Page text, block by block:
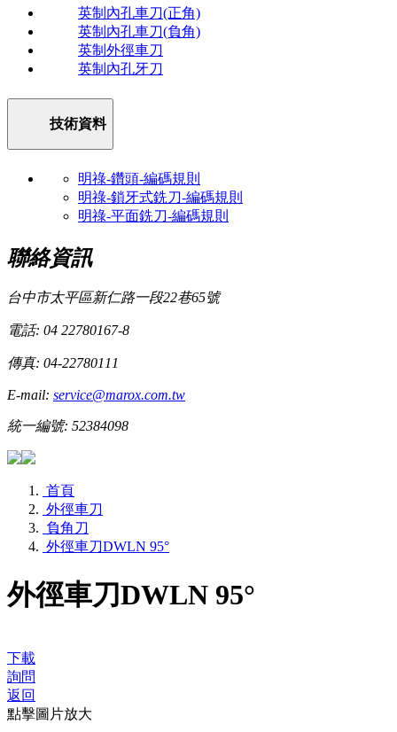
英制內孔車刀(正角)
英制內孔車刀(負角)
英制外徑車刀
英制內孔牙刀
技術資料
明祿-鑽頭-編碼規則
明祿-鎖牙式銑刀-編碼規則
明祿-平面銑刀-編碼規則
聯絡資訊
台中市太平區新仁路一段22巷65號
電話: 04 22780167-8
傳真: 04-22780111
E-mail: service@marox.com.tw
統一編號: 52384098
首頁
外徑車刀
負角刀
外徑車刀DWLN 95°
外徑車刀DWLN 95°
下載
詢問
返回
點擊圖片放大